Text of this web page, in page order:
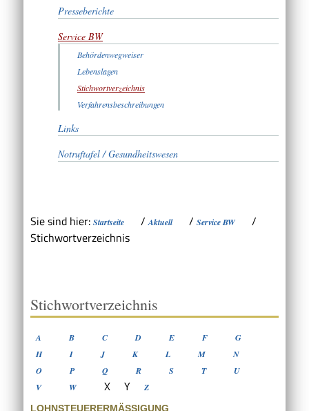
Presseberichte
Service BW
Behördenwegweiser
Lebenslagen
Stichwortverzeichnis
Verfahrensbeschreibungen
Links
Notruftafel / Gesundheitswesen
Sie sind hier: Startseite /Aktuell / Service BW
/
Stichwortverzeichnis
Stichwortverzeichnis
A B C D E F
G
H
I J K L M
N
O
P Q R S T
U
V
W X Y Z
LOHNSTEUERERMÄSSIGUNG